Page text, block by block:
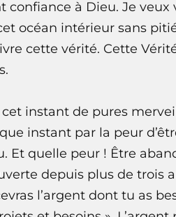
confiance à Dieu. Je
océan intérieur sans
cette vérité. Cette
instant de pures
instant par la peur
Et quelle peur ! Être
depuis plus de trois
l’argent dont tu as